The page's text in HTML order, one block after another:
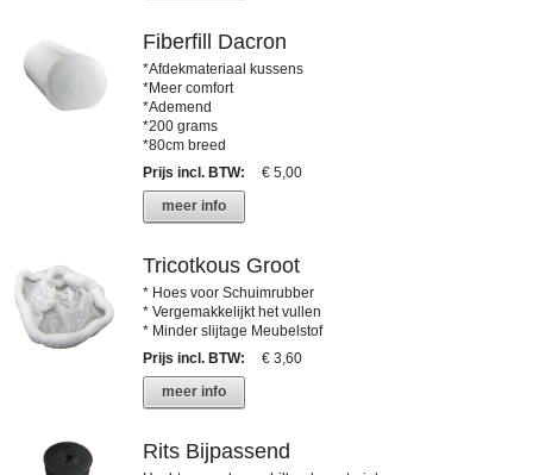
Fiberfill Dacron
*Afdekmateriaal kussens
*Meer comfort
*Ademend
*200 grams
*80cm breed
Prijs incl. BTW:
€ 5,00
meer info
Tricotkous Groot
* Hoes voor Schuimrubber
* Vergemakkelijkt het vullen
* Minder slijtage Meubelstof
Prijs incl. BTW:
€ 3,60
meer info
Rits Bijpassend